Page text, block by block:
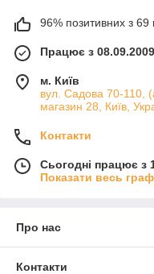
96% позитивних з 69
Працює з 08.09.2009
м. Київ
вул. Садова 70-110,
магазин 28, Київ,
Контакти
Сьогодні працює з
Показати весь
Про нас
Контакти